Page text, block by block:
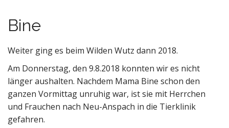
tBine
Weiter ging es beim Wilden Wutz dann 2018.
Am Donnerstag, den 9.8.2018 konnten wir es nicht
länger aushalten. Nachdem Mama Bine schon den
ganzen Vormittag unruhig war, ist sie mit Herrchen
und Frauchen nach Neu-Anspach in die Tierklinik
gefahren.